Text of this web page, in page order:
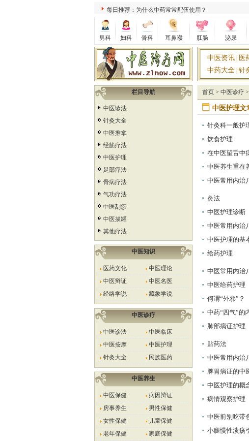
每日推荐：为什么中药常常配伍使用？
男科 妇科 骨科 耳鼻喉 肛肠 泌尿
中医资讯 医
中药大全 针
栏目导航
中医诊法
针灸大全
中医推拿
经筋疗法
中医护理
足部疗法
骨病疗法
气功疗法
中医刮痧
中医拔罐
其他疗法
中医知识
医药文化
中医理论
中医辩证
中医名医
经络学说
藏象学说
中医诊疗
中医诊法
中医临床
中医按摩
中医护理
针灸大全
民族医药
中医养生
中医保健
病因辩证
房事养生
男性保健
女性保健
儿童保健
老年保健
家庭保健
首页 > 中医诊疗 >
中医护理文
针灸科一般护
饮食护理
在中医望舌中
何证？
中医养生重在
中医常用内治
灸法
中医护理诊断
中医常用内治
中医护理的基
给药护理
中医常用内治
中医给药护理
何谓“外邪”？
中药“四气”的
肺部病证护理
贴药法
中医常用内治
脾胃病证的中
中医护理的概
病情观察护理
中医前别吃带
小腿慢性溃疡